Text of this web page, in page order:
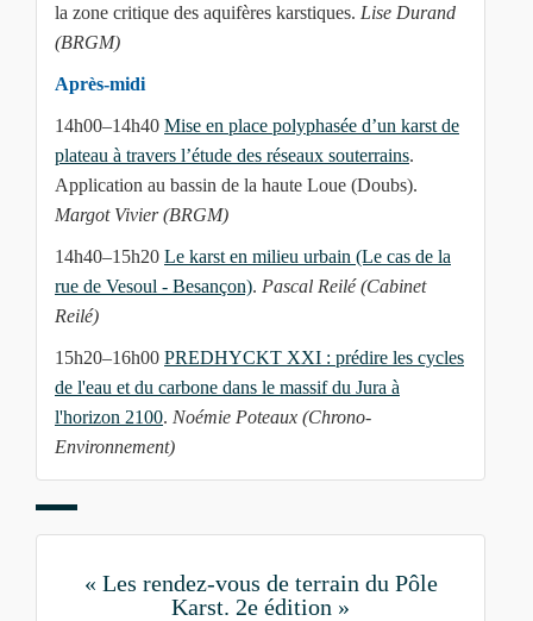
la zone critique des aquifères karstiques. Lise Durand
(BRGM)
Après-midi
14h00–14h40 Mise en place polyphasée d’un karst de
plateau à travers l’étude des réseaux souterrains.
Application au bassin de la haute Loue (Doubs).
Margot Vivier (BRGM)
14h40–15h20 Le karst en milieu urbain (Le cas de la
rue de Vesoul - Besançon). Pascal Reilé (Cabinet
Reilé)
15h20–16h00 PREDHYCKT XXI : prédire les cycles
de l'eau et du carbone dans le massif du Jura à
l'horizon 2100. Noémie Poteaux (Chrono-
Environnement)
« Les rendez-vous de terrain du Pôle
Karst. 2e édition »